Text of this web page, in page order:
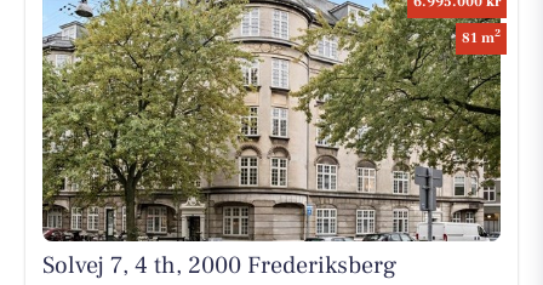
81 m2
Solvej 7, 4 th, 2000 Frederiksberg